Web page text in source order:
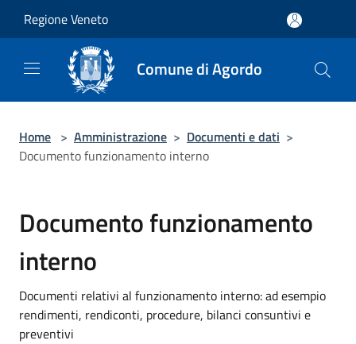
Regione Veneto
Comune di Agordo
Home > Amministrazione > Documenti e dati >
Documento funzionamento interno
Documento funzionamento
interno
Documenti relativi al funzionamento interno: ad esempio
rendimenti, rendiconti, procedure, bilanci consuntivi e
preventivi